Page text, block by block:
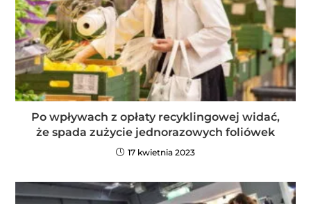
Po wpływach z opłaty recyklingowej widać,
że spada zużycie jednorazowych foliówek
17 kwietnia 2023